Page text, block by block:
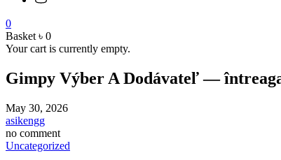
0
Basket ৳ 0
Your cart is currently empty.
Gimpy Výber A Dodávateľ —
May 30, 2026
asikengg
no comment
Uncategorized